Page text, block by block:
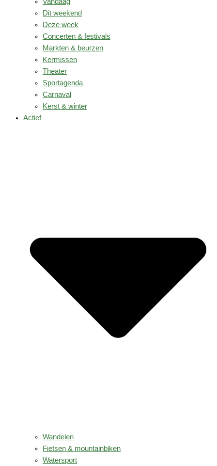
Dit weekend
Deze week
Concerten & festivals
Markten & beurzen
Kermissen
Theater
Sportagenda
Carnaval
Kerst & winter
Actief
Wandelen
Fietsen & mountainbiken
Watersport